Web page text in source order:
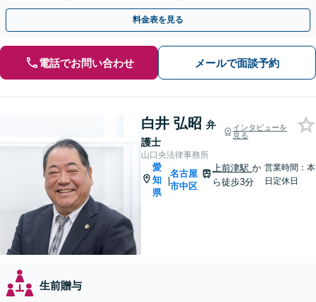
から遺言執行まで責任を持って対応させていただきます。
料金表を見る
電話でお問い合わせ メールで面談予約
白井 弘昭 弁
護士
インタビューを
見る
山口央法律事務所
愛
知
県
|
名古屋
市中区
上前津駅か
ら徒歩3分
営業時間：本
日定休日
生前贈与